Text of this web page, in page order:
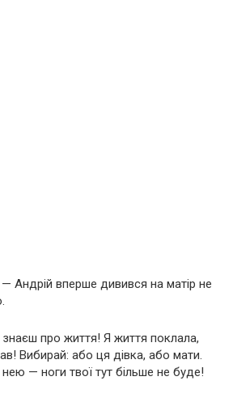
Андрій вперше дивився на матір не
про життя! Я життя поклала,
Вибирай: або ця дівка, або мати.
— ноги твої тут більше не буде!